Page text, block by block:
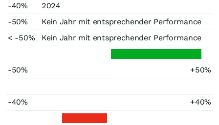
-40%
2024
-50%
Kein Jahr mit entsprechender Performance
< -50%
Kein Jahr mit entsprechender Performance
-50% +50%
-40% +40%